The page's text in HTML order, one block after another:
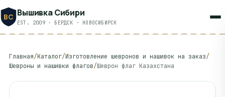
ВС Вышивка Сибири
EST. 2009 · БЕРДСК · НОВОСИБИРСК
Главная/Каталог/Изготовление шевронов и нашивок на заказ/
Шевроны и нашивки флагов/Шеврон флаг Казахстана